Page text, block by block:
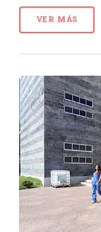
VER MÁS